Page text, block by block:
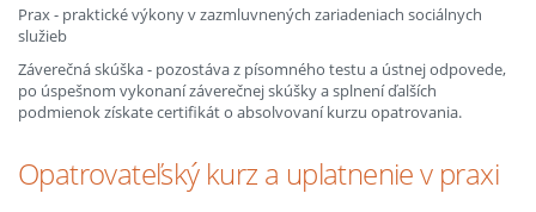
Prax - praktické výkony v zazmluvnených zariadeniach sociálnych
služieb
Záverečná skúška - pozostáva z písomného testu a ústnej odpovede,
po úspešnom vykonaní záverečnej skúšky a splnení ďalších
podmienok získate certifikát o absolvovaní kurzu opatrovania.
Opatrovateľský kurz a uplatnenie v praxi